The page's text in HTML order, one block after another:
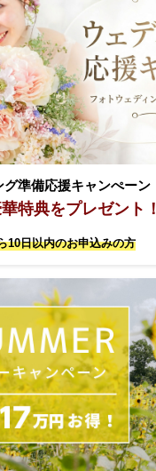
グ準備応援キャンぺーン
特典をプレゼント！
10日以内のお申込みの方